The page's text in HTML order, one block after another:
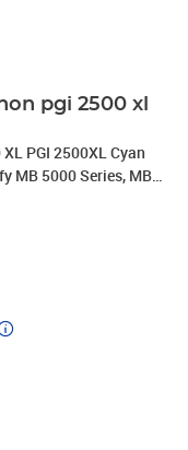
pgi 2500 xl
PGI 2500XL Cyan
MB 5000 Series, MB
MB 5350, MB